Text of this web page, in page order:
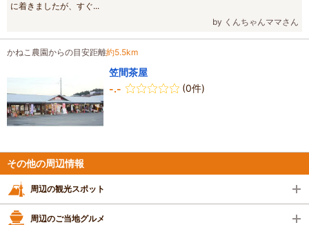
に着きましたが、すぐ...
by くんちゃんママさん
かねこ農園からの目安距離約5.5km
笠間茶屋
-.-
(0件)
その他の周辺情報
周辺の観光スポット
周辺のご当地グルメ